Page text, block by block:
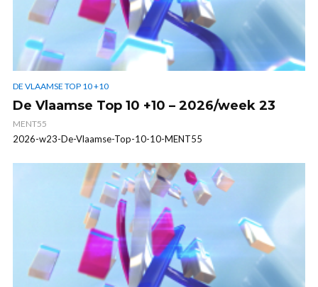
DE VLAAMSE TOP 10 +10
De Vlaamse Top 10 +10 – 2026/week 23
MENT55
2026-w23-De-Vlaamse-Top-10-10-MENT55